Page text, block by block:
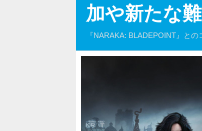
加や新たな
『NARAKA: BLADEPOINT』と